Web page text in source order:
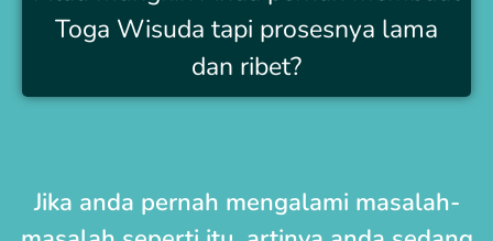
Toga Wisuda tapi prosesnya lama
dan ribet?
Jika anda pernah mengalami masalah-